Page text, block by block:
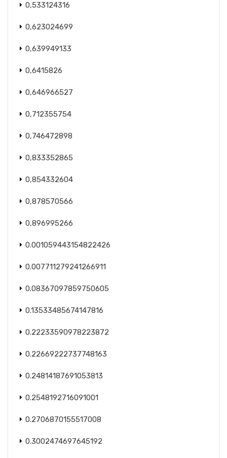
0,533124316
0,623024699
0,639949133
0,6415826
0,646966527
0,712355754
0,746472898
0,833352865
0,854332604
0,878570566
0,896995266
0.001059443154822426
0.007711279241266911
0.08367097859750605
0.13533485674147816
0.22233590978223872
0.22669222737748163
0.24814187691053813
0.2548192716091001
0.2706870155517008
0.3002474697645192